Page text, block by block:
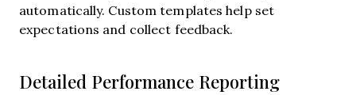
automatically. Custom templates help set
expectations and collect feedback.
Detailed Performance Reporting